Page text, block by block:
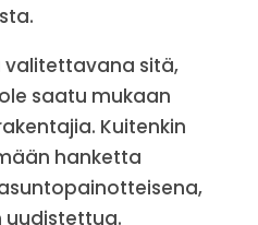
valitettavana sitä,
saatu mukaan
Kuitenkin
hanketta